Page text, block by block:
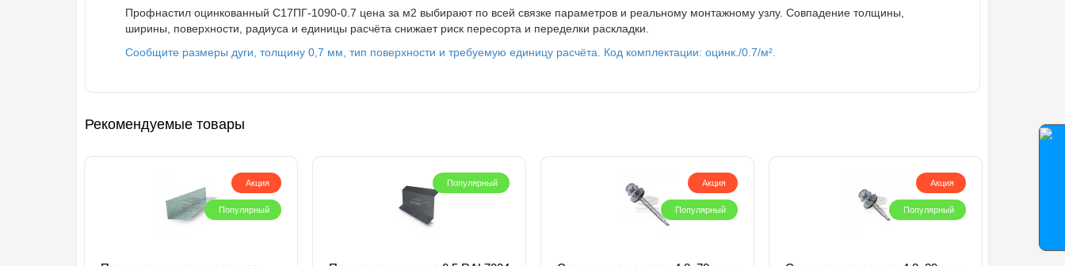
Профнастил оцинкованный С17ПГ-1090-0.7 цена за м2 выбирают по всей связке параметров и реальному монтажному узлу. Совпадение толщины,
ширины, поверхности, радиуса и единицы расчёта снижает риск пересорта и переделки раскладки.
Сообщите размеры дуги, толщину 0,7 мм, тип поверхности и требуемую единицу расчёта. Код комплектации: оцинк./0.7/м².
Рекомендуемые товары
Акция
Популярный
Популярный Акция
Популярный
Акция
Популярный